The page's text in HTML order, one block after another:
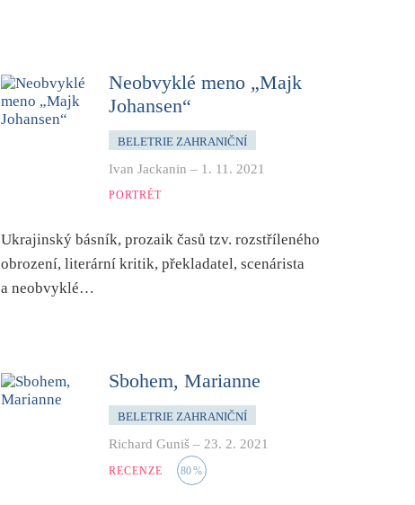
Neobvyklé meno „Majk
Johansen“
BELETRIE ZAHRANIČNÍ
Ivan Jackanin – 1. 11. 2021
PORTRÉT
Ukrajinský básník, prozaik časů tzv. rozstříleného
obrození, literární kritik, překladatel, scenárista
a neobvyklé…
Sbohem, Marianne
BELETRIE ZAHRANIČNÍ
Richard Guniš – 23. 2. 2021
RECENZE 80%